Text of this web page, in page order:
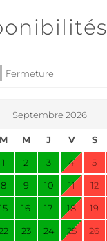
Fermeture
Septembre 2026
M M J V S
1 2 3 4 5
8 9 10 11 12
15 16 17 18 19
23 24 25 26